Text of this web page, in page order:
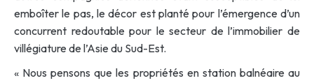
emboîter le pas, le décor est planté pour l’émergence d’un
concurrent redoutable pour le secteur de l’immobilier de
villégiature de l’Asie du Sud-Est.
« Nous pensons que les propriétés en station balnéaire au